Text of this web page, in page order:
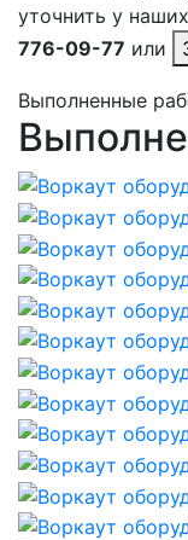
уточнить у
776-09-77 или
Выполненные